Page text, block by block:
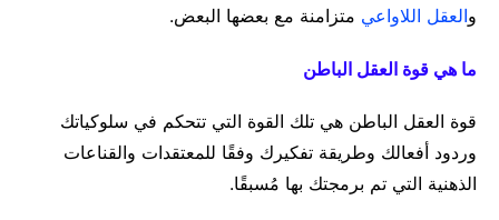
والعقل اللاواعي متزامنة مع بعضها البعض.
ما هي قوة العقل الباطن
قوة العقل الباطن هي تلك القوة التي تتحكم في سلوكياتك
وردود أفعالك وطريقة تفكيرك وفقًا للمعتقدات والقناعات
الذهنية التي تم برمجتك بها مُسبقًا.